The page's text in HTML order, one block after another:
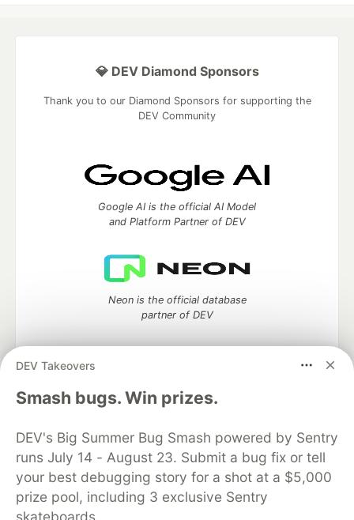
DEV Takeovers
Smash bugs. Win prizes.
DEV's Big Summer Bug Smash powered by Sentry
runs July 14 - August 23. Submit a bug fix or tell
your best debugging story for a shot at a $5,000
prize pool, including 3 exclusive Sentry
skateboards.
💎 DEV Diamond Sponsors
Thank you to our Diamond Sponsors for supporting the
DEV Community
Google AI is the official AI Model
and Platform Partner of DEV
Neon is the official database
partner of DEV
Algolia is the official search partner
of DEV
DEV Community— A space to discuss and keep up software
development and manage your software career
Home